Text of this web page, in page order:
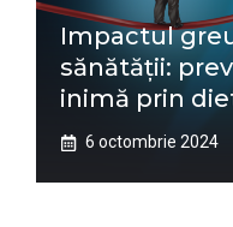
Impactul
sănătății:
inimă prin
6 octombrie 2024